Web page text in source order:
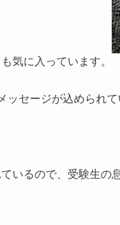
気に入っています。
セージが込められて
いるので、受験生の